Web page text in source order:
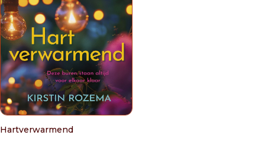
Hartverwarmend